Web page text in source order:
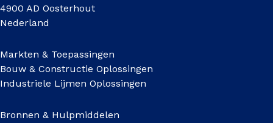
4900 AD Oosterhout
Nederland
Markten & Toepassingen
Bouw & Constructie Oplossingen
Industriele Lijmen Oplossingen
Bronnen & Hulpmiddelen